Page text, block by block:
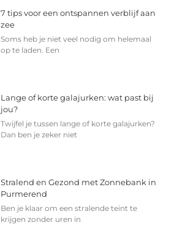
7 tips voor een ontspannen verblijf aan
zee
Soms heb je niet veel nodig om helemaal
op te laden. Een
Lange of korte galajurken: wat past bij
jou?
Twijfel je tussen lange of korte galajurken?
Dan ben je zeker niet
Stralend en Gezond met Zonnebank in
Purmerend
Ben je klaar om een stralende teint te
krijgen zonder uren in